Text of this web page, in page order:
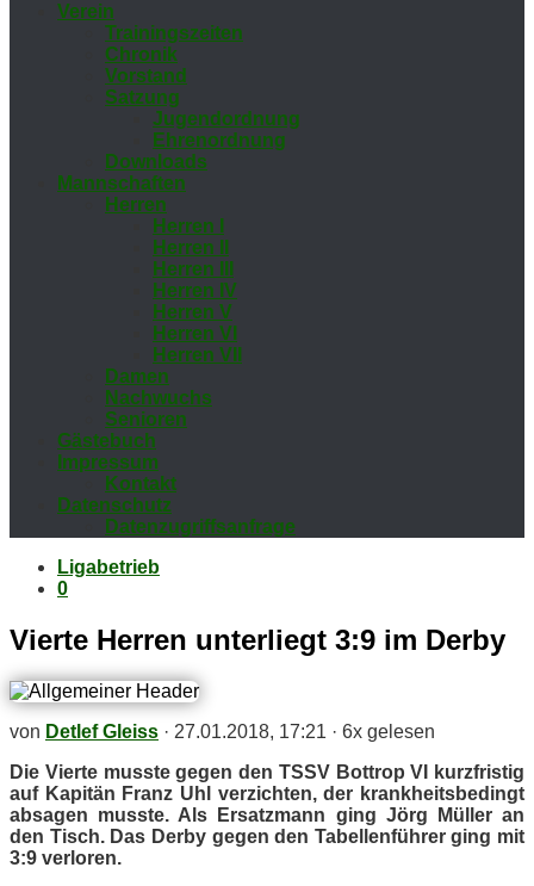
Ver­ein
Trai­nings­zei­ten
Chro­nik
Vor­stand
Sat­zung
Ju­gend­ord­nung
Eh­ren­ord­nung
Down­loads
Mann­schaf­ten
Her­ren
Her­ren I
Her­ren II
Her­ren III
Her­ren IV
Her­ren V
Her­ren VI
Her­ren VII
Da­men
Nach­wuchs
Se­nio­ren
Gäs­te­buch
Im­pres­sum
Kon­takt
Da­ten­schutz
Da­ten­zu­griffs­an­fra­ge
Ligabetrieb
0
Vier­te Her­ren un­ter­liegt 3:9 im Derby
von Detlef Gleiss · 27.01.2018, 17:21 · 6x gelesen
Die Vier­te muss­te ge­gen den TSSV Bot­trop VI kurz­fris­tig
auf Ka­pi­tän Franz Uhl ver­zich­ten, der krank­heits­be­dingt
ab­sa­gen muss­te. Als Er­satz­mann ging Jörg Mül­ler an
den Tisch. Das Der­by ge­gen den Ta­bel­len­füh­rer ging mit
3:9 verloren.